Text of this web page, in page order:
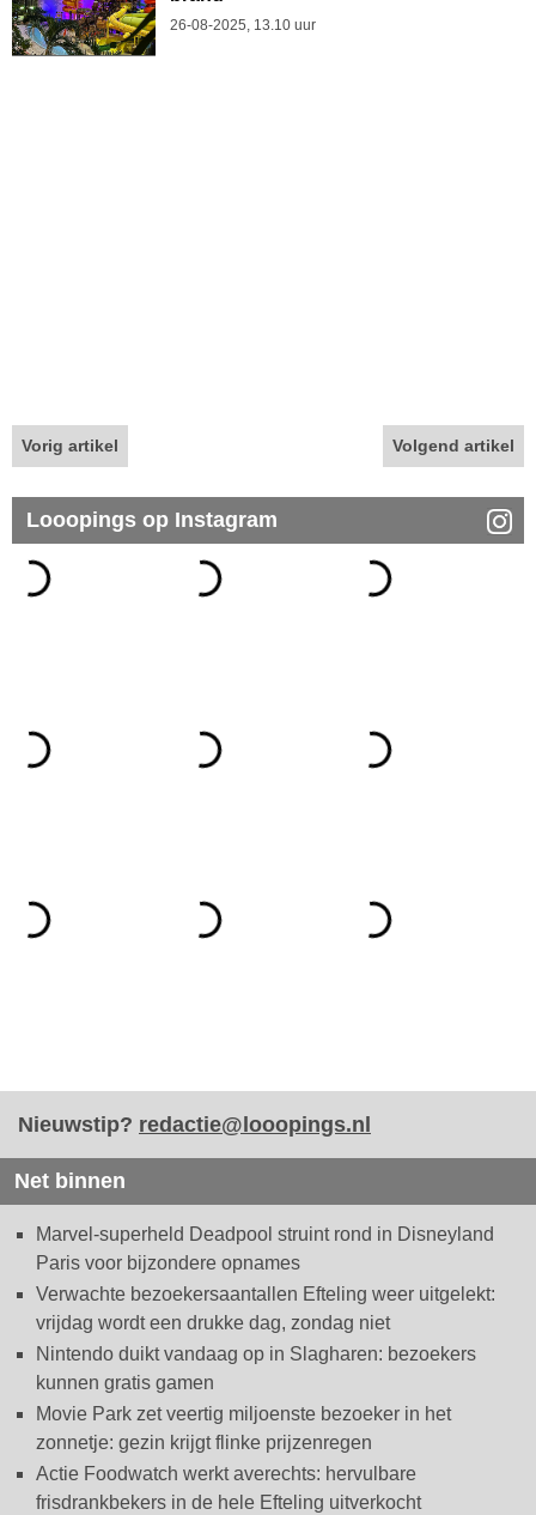
26-08-2025, 13.10 uur
Vorig artikel Volgend artikel
Looopings op Instagram
Nieuwstip? redactie@looopings.nl
Net binnen
Marvel-superheld Deadpool struint rond in Disneyland
Paris voor bijzondere opnames
Verwachte bezoekersaantallen Efteling weer uitgelekt:
vrijdag wordt een drukke dag, zondag niet
Nintendo duikt vandaag op in Slagharen: bezoekers
kunnen gratis gamen
Movie Park zet veertig miljoenste bezoeker in het
zonnetje: gezin krijgt flinke prijzenregen
Actie Foodwatch werkt averechts: hervulbare
frisdrankbekers in de hele Efteling uitverkocht